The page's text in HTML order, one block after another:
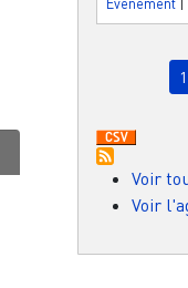
1
Voir
Voir